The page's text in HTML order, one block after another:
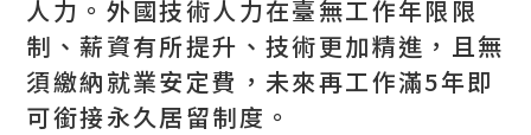
人力。外國技術人力在臺無工作年限限
制、薪資有所提升、技術更加精進，且無
須繳納就業安定費，未來再工作滿5年即
可銜接永久居留制度。